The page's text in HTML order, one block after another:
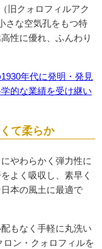
旧クォロフィルアク
さな空気孔をもつ特
性に優れ、ふんわり
年代に発明・発見
的な業績を受け継い
て柔らか
やわらかく弾力性に
よく吸収し、素早く
本の風土に最適で
もなく手軽に丸洗い
ン・クォロフィルを